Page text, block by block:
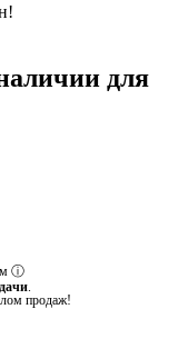
для
ⓘ
продаж!